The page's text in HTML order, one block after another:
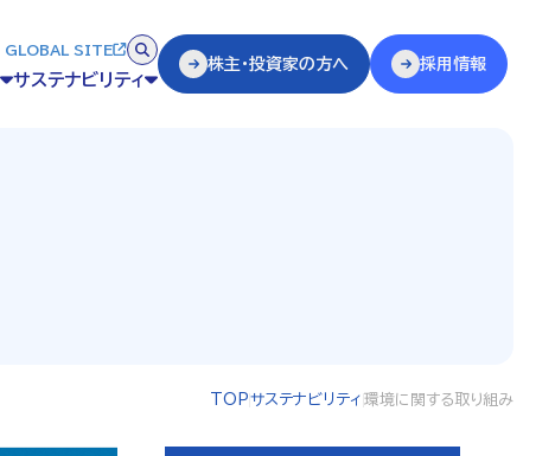
GLOBAL SITE
サステナビリティ
株主・投資家の方へ 採用情報
TOPサステナビリティ 環境に関する取り組み